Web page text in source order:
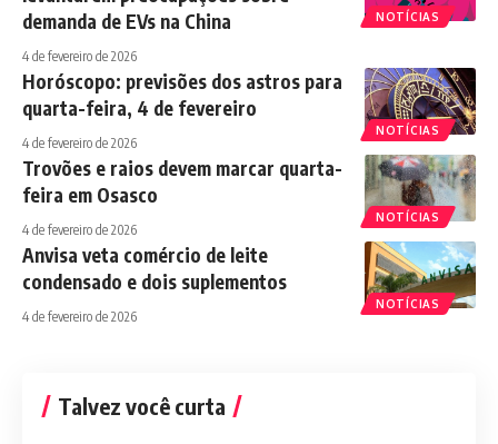
NOTÍCIAS
demanda de EVs na China
4 de fevereiro de 2026
NOTÍCIAS
Horóscopo: previsões dos astros para
quarta-feira, 4 de fevereiro
4 de fevereiro de 2026
NOTÍCIAS
Trovões e raios devem marcar quarta-
feira em Osasco
4 de fevereiro de 2026
NOTÍCIAS
Anvisa veta comércio de leite
condensado e dois suplementos
4 de fevereiro de 2026
Talvez você curta